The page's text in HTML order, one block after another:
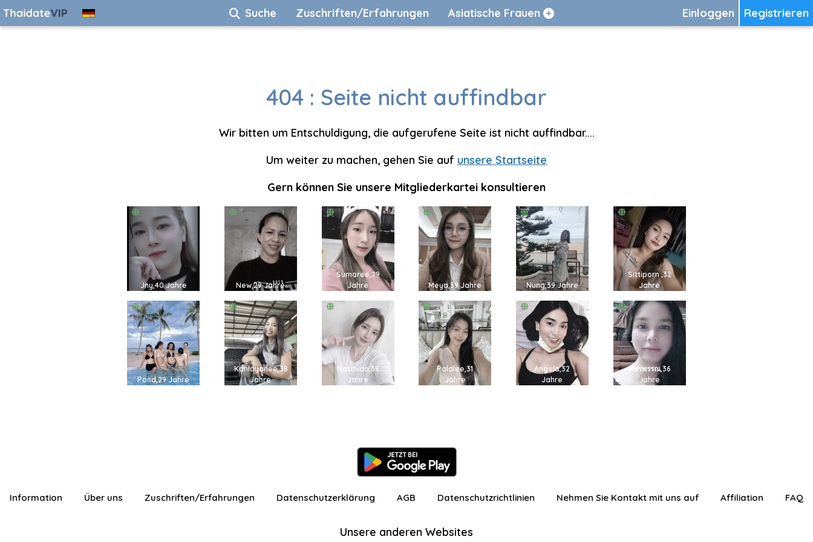
Registrieren
Einloggen
Suche Zuschriften/Erfahrungen Asiatische Frauen
404 : Seite nicht auffindbar
Wir bitten um Entschuldigung, die aufgerufene Seite ist nicht auffindbar....
Um weiter zu machen, gehen Sie auf unsere Startseite
Gern können Sie unsere Mitgliederkartei konsultieren
Jny,40 Jahre New,29 Jahre
Sumaree,29
Jahre
Meya,39 Jahre Nung,39 Jahre
Sittiporn ,32
Jahre
Pond,29 Jahre
Kanlayanee,38
Jahre
Natthida,38
Jahre
Palalee,31
Jahre
Angela,32
Jahre
พัชรพรรณ,36
Jahre
Information Über uns Zuschriften/Erfahrungen Datenschutzerklärung AGB Datenschutzrichtlinien Nehmen Sie Kontakt mit uns auf Affiliation FAQ
Unsere anderen Websites